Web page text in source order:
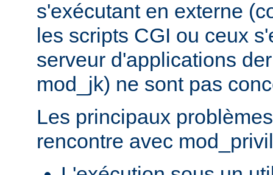
s'exécutant en externe
les scripts CGI ou ceux
serveur d'applications
mod_jk) ne sont pas
Les principaux
rencontre avec